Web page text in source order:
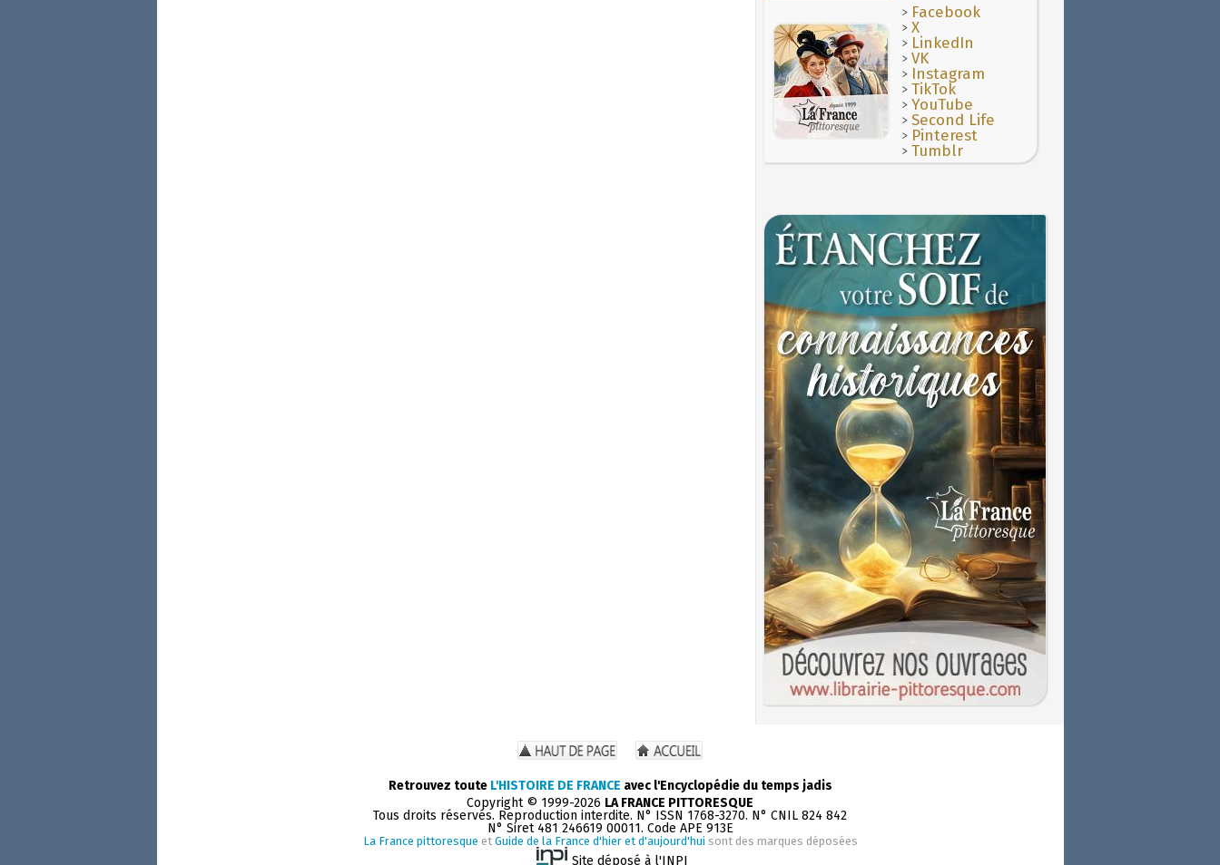
> Facebook
>X
> LinkedIn
>VK
> Instagram
>TikTok
>YouTube
>Second Life
> Pinterest
>Tumblr
Retrouvez toute L'HISTOIRE DE FRANCE avec l'Encyclopédie du temps jadis
Copyright © 1999-2026 LA FRANCE PITTORESQUE
Tous droits réservés. Reproduction interdite. N° ISSN 1768-3270. N° CNIL 824 842
N° Siret 481 246619 00011. Code APE 913E
La France pittoresque et Guide de la France d'hier et d'aujourd'hui sont des marques déposées
Site déposé à l'INPI